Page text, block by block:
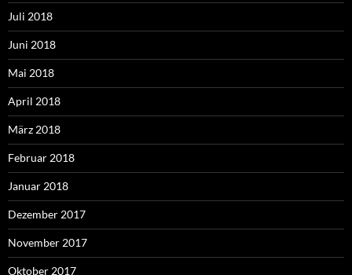
Juli 2018
Juni 2018
Mai 2018
April 2018
März 2018
Februar 2018
Januar 2018
Dezember 2017
November 2017
Oktober 2017